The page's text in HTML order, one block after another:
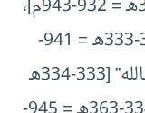
كما خدم الخليفة “المتقي بالله” [329-333هـ = 941-
944م]، وكذلك الخليفة “المستكفي بالله” [333-334هـ